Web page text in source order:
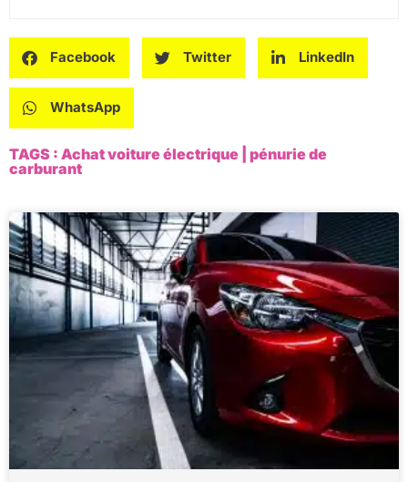
Facebook Twitter LinkedIn
WhatsApp
TAGS : Achat voiture électrique pénurie de
carburant